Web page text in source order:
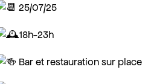
25/07/25
18h-23h
Bar et restauration sur place